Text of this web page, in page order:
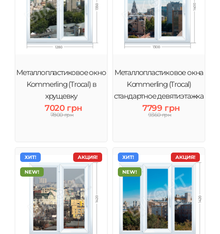
Металлопластиковое окно
Kommerling (Trocal) в
хрущевку
7020 грн
7800 грн
Металлопластиковое окна
Kommerling (Trocal)
стандартное девятиэтажка
7799 грн
9360 грн
АКЦИЯ!
ХИТ!
NEW!
АКЦИЯ!
ХИТ!
NEW!